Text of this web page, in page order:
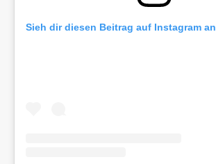
Sieh dir diesen Beitrag auf Instagram an